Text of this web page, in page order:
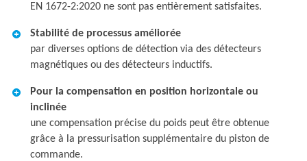
EN 1672-2:2020 ne sont pas entièrement satisfaites.
Stabilité de processus améliorée
par diverses options de détection via des détecteurs
magnétiques ou des détecteurs inductifs.
Pour la compensation en position horizontale ou
inclinée
une compensation précise du poids peut être obtenue
grâce à la pressurisation supplémentaire du piston de
commande.